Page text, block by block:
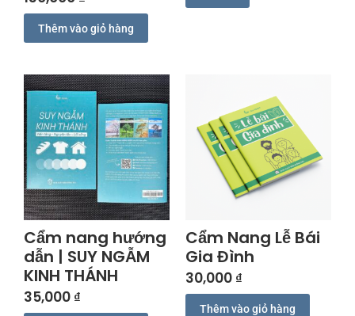
Thêm vào giỏ hàng
Cẩm nang hướng
dẫn | SUY NGẪM
KINH THÁNH
35,000 ₫
Cẩm Nang Lễ Bái
Gia Đình
30,000 ₫
Thêm vào giỏ hàng